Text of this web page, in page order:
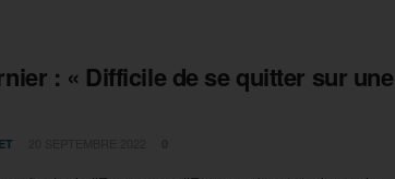
: « Difficile de se quitter sur une